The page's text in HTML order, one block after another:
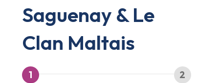
Saguenay & Le
Clan Maltais